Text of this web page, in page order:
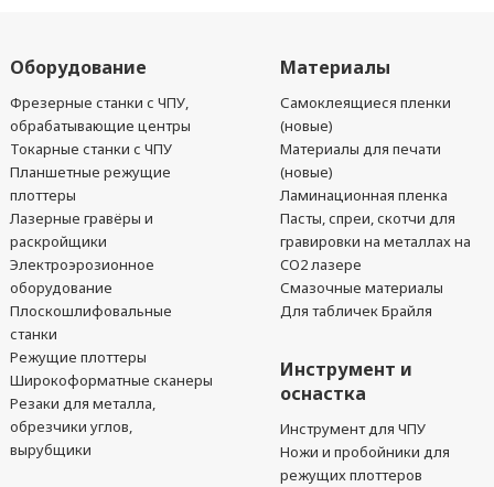
Оборудование
Фрезерные станки с ЧПУ,
обрабатывающие центры
Токарные станки с ЧПУ
Планшетные режущие
плоттеры
Лазерные гравёры и
раскройщики
Электроэрозионное
оборудование
Плоскошлифовальные
станки
Режущие плоттеры
Широкоформатные сканеры
Резаки для металла,
обрезчики углов,
вырубщики
Материалы
Самоклеящиеся пленки
(новые)
Материалы для печати
(новые)
Ламинационная пленка
Пасты, спреи, скотчи для
гравировки на металлах на
CO2 лазере
Смазочные материалы
Для табличек Брайля
Инструмент и
оснастка
Инструмент для ЧПУ
Ножи и пробойники для
режущих плоттеров